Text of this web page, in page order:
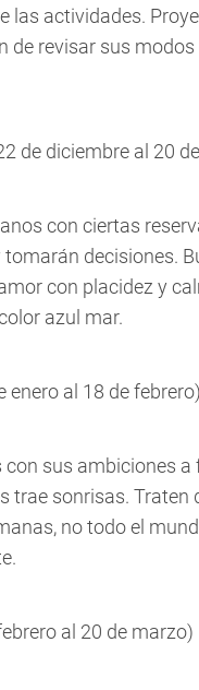
las actividades.
de revisar sus
de diciembre al 20
con ciertas
tomarán decisiones.
con placidez y
azul mar.
enero al 18 de
sus ambiciones
trae sonrisas. Traten
no todo el
al 20 de marzo)